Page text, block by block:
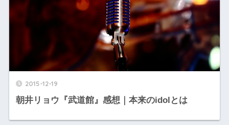
2015-12-19
朝井リョウ『武道館』感想｜本来のidolとは